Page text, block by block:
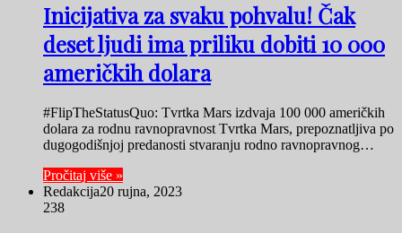
Inicijativa za svaku pohvalu! Čak
deset ljudi ima priliku dobiti 10 000
američkih dolara
#FlipTheStatusQuo: Tvrtka Mars izdvaja 100 000 američkih
dolara za rodnu ravnopravnost Tvrtka Mars, prepoznatljiva po
dugogodišnjoj predanosti stvaranju rodno ravnopravnog…
Pročitaj više »
Redakcija20 rujna, 2023
238